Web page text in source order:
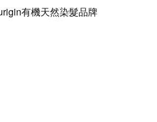
有機天然染髮品牌